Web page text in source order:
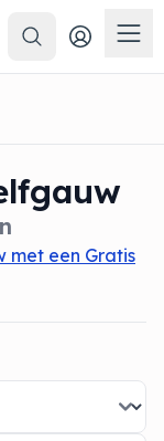
Zoeken
met een Gratis